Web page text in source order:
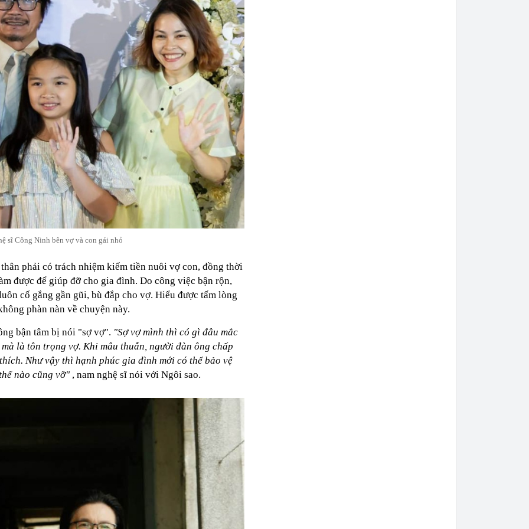
sĩ Công Ninh bên vợ và con gái nhỏ
phải có trách nhiệm kiếm tiền nuôi vợ con, đồng thời
được để giúp đỡ cho gia đình. Do công việc bận rộn,
cố gắng gần gũi, bù đắp cho vợ. Hiểu được tấm lòng
phàn nàn về chuyện này.
bận tâm bị nói "sợ vợ". "Sợ vợ mình thì có gì đâu mắc
là tôn trọng vợ. Khi mâu thuẫn, người đàn ông chấp
Như vậy thì hạnh phúc gia đình mới có thể bảo vệ
nào cũng vỡ" , nam nghệ sĩ nói với Ngôi sao.